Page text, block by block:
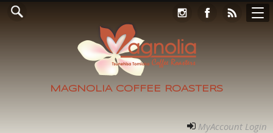
MAGNOLIA COFFEE ROASTERS
ホーム
ご案内
Online Store
フォト
アクセス
コンタクト
RECRUIT
MyAccount Login
MyAccount Login